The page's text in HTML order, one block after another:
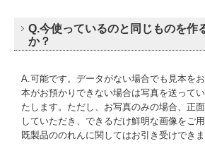
Q.今使っているのと同じものを作
か？
A.可能です。データがない場合でも見本を
本がお預かりできない場合は写真を送って
たします。ただし、お写真のみの場合、正
していただき、できるだけ鮮明な画像をご
既製品ののれんに関してはお引き受けできま